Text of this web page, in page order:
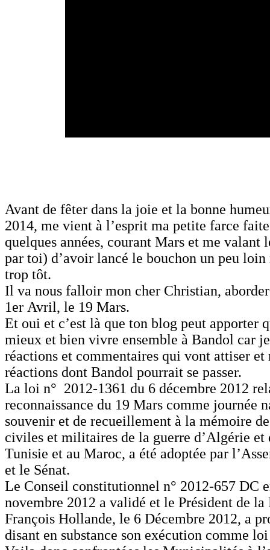
Avant de fêter dans la joie et la bonne
2014, me vient à l’esprit ma petite farce
quelques années, courant Mars et me valant
par toi) d’avoir lancé le bouchon un peu loin
trop tôt.
Il va nous falloir mon cher Christian,
1er Avril, le 19 Mars.
Et oui et c’est là que ton blog peut apporter
mieux et bien vivre ensemble à Bandol car je
réactions et commentaires qui vont attiser et
réactions dont Bandol pourrait se passer.
La loi n° 2012-1361 du 6 décembre 2012
reconnaissance du 19 Mars comme journée
souvenir et de recueillement à la mémoire
civiles et militaires de la guerre d’Algérie et
Tunisie et au Maroc, a été adoptée par
et le Sénat.
Le Conseil constitutionnel n° 2012-657 DC
novembre 2012 a validé et le Président de la
François Hollande, le 6 Décembre 2012, a
disant en substance son exécution comme